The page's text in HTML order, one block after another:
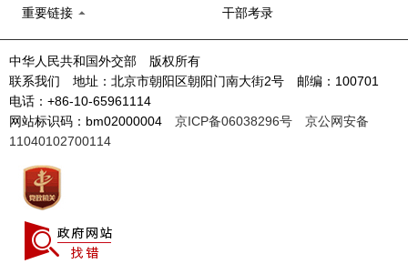
重要链接 干部考录
中华人民共和国外交部 版权所有
联系我们 地址：北京市朝阳区朝阳门南大街2号 邮编：100701
电话：+86-10-65961114
网站标识码：bm02000004 京ICP备06038296号
京公网安备
11040102700114